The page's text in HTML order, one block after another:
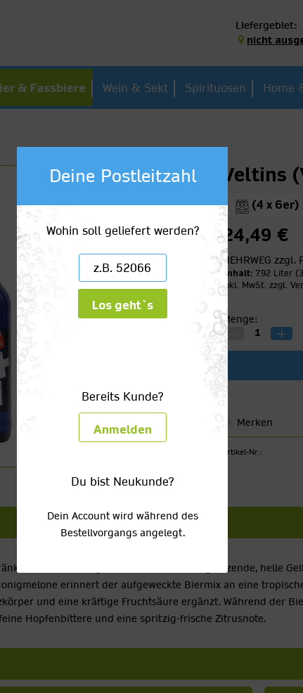
Liefergebiet:
nicht
& Fassbiere Wein & Sekt Spirituosen Home
Veltins
(4 x 6er)
24,49 €
MEHRWEG zzgl.
Inhalt: 7.92 Liter
inkl. MwSt. zzgl.
Menge:
Merken
Artikel-Nr.:
nicht mehr wegzudenken. Durch das glänzende, helle
erinnert der aufgeweckte Biermix an eine
und eine kräftige Fruchtsäure ergänzt. Während der
Hopfenbittere und eine spritzig-frische Zitrusnote.
Deine Postleitzahl
Wohin soll geliefert werden?
Los geht`s
Bereits Kunde?
Anmelden
Du bist Neukunde?
Dein Account wird während des
Bestellvorgangs angelegt.